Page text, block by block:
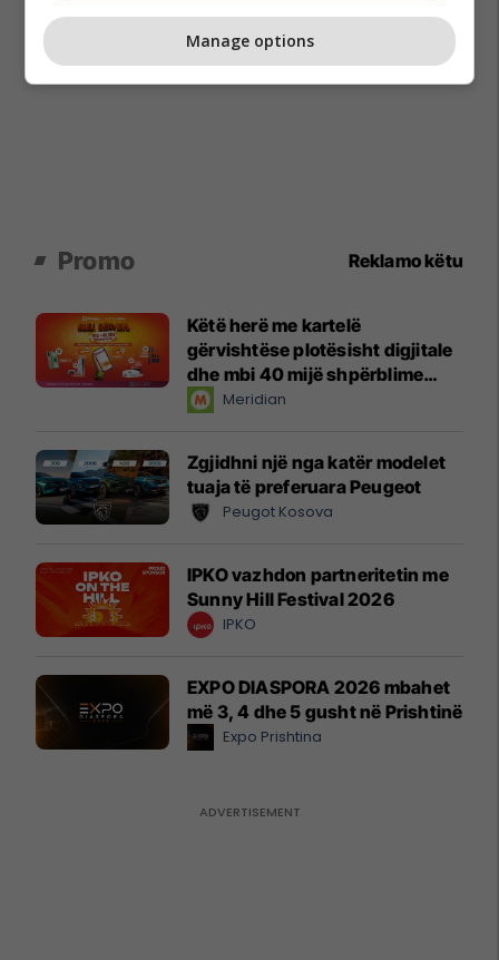
Promo Reklamo këtu
Këtë herë me kartelë
gërvishtëse plotësisht digjitale
dhe mbi 40 mijë shpërblime
instant!Meridian
Zgjidhni një nga katër modelet
tuaja të preferuara Peugeot
Peugot Kosova
IPKO vazhdon partneritetin me
Sunny Hill Festival 2026
IPKO
EXPO DIASPORA 2026 mbahet
më 3, 4 dhe 5 gusht në Prishtinë
Expo Prishtina
Manage options